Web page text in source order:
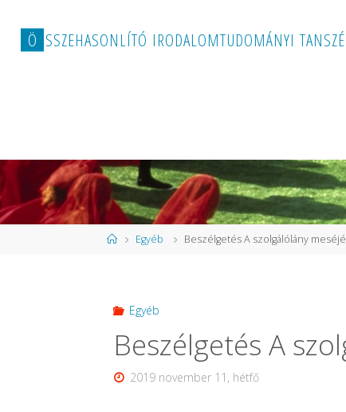
Ö SSZEHASONL ÍTÓ IRODAL OMTUDOMÁNYI TANSZÉ
Kezdőlap
Egyéb Beszélgetés A szolgálólány
Egyéb
Beszélgetés A
2019 november 11, hétfő